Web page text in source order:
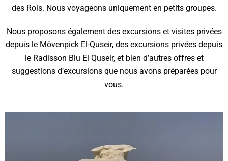
des Rois. Nous voyageons uniquement en petits groupes.
Nous proposons également des excursions et visites privées
depuis le Mövenpick El-Quseir, des excursions privées depuis
le Radisson Blu El Quseir, et bien d’autres offres et
suggestions d’excursions que nous avons préparées pour
vous.